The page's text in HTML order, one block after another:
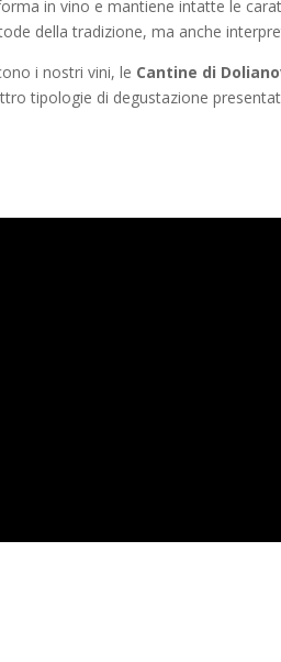
in vino e mantiene intatte le
della tradizione, ma anche
i nostri vini, le Cantine di
tipologie di degustazione